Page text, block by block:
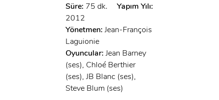
Süre: 75 dk.
Yapım Yılı:
2012
Yönetmen: Jean-François
Laguionie
Oyuncular: Jean Barney
(ses), Chloé Berthier
(ses), JB Blanc (ses),
Steve Blum (ses)